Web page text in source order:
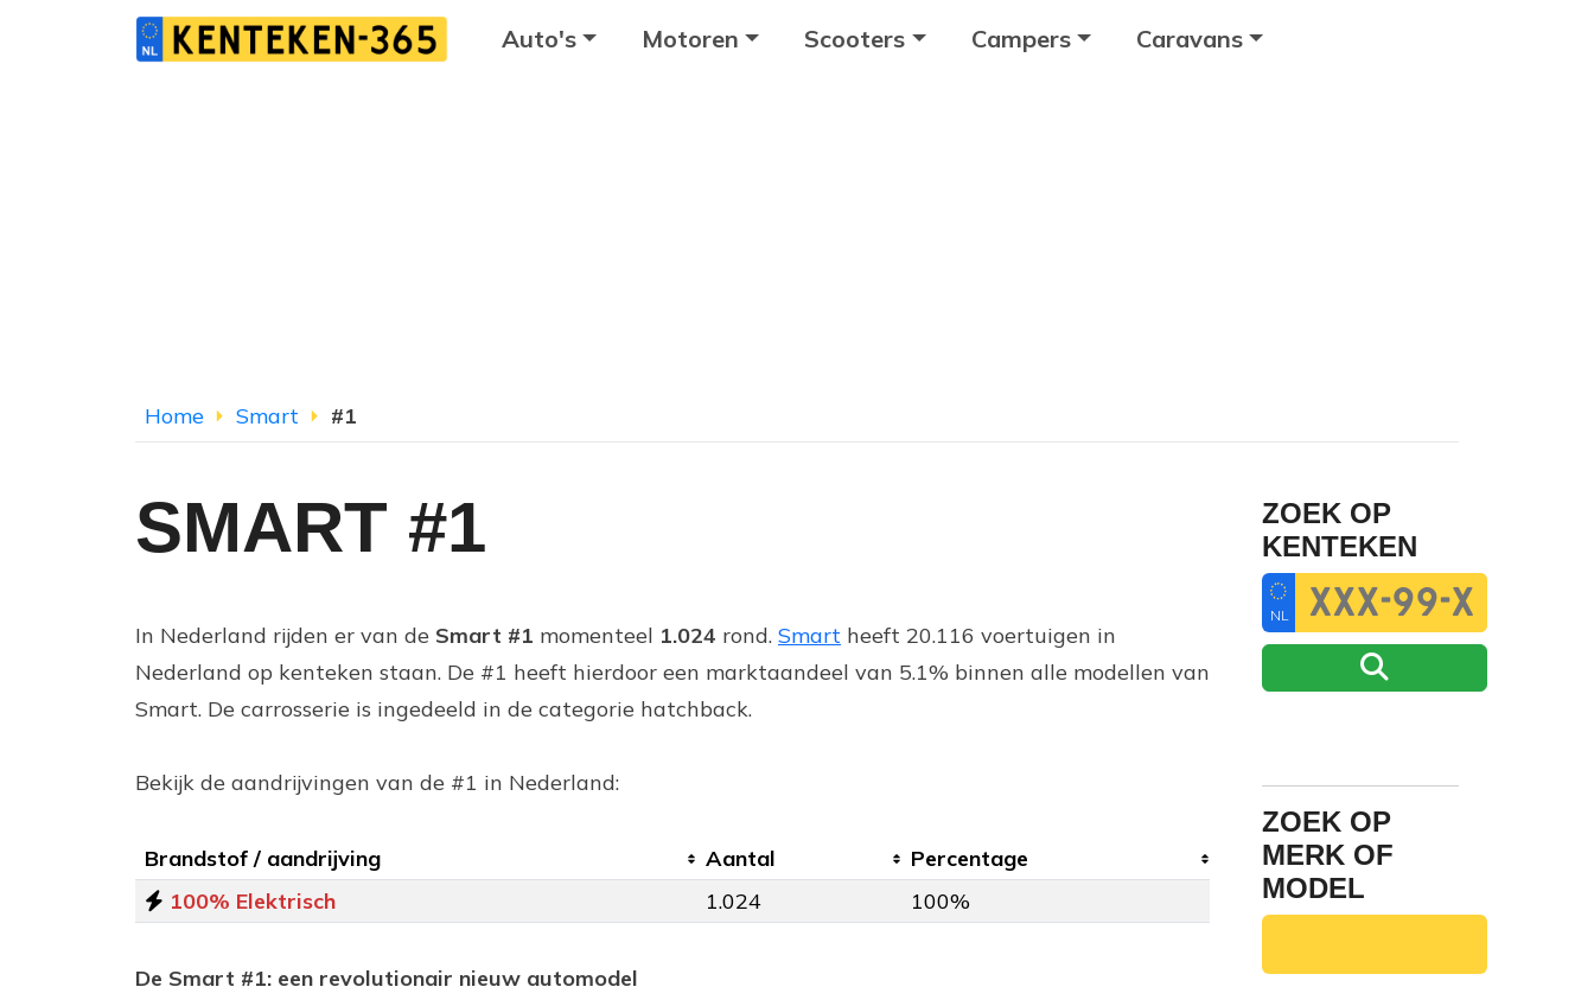
Auto's Motoren Scooters Campers Caravans
Home Smart #1
SMART #1
In Nederland rijden er van de Smart #1 momenteel 1.024 rond. Smart heeft 20.116 voertuigen in
Nederland op kenteken staan. De #1 heeft hierdoor een marktaandeel van 5.1% binnen alle modellen van
Smart. De carrosserie is ingedeeld in de categorie hatchback.
Bekijk de aandrijvingen van de #1 in Nederland:
Brandstof / aandrijving Aantal
Percentage
100% Elektrisch
1.024 100%
De Smart #1: een revolutionair nieuw automodel
ZOEK OP
KENTEKEN
NL
ZOEK OP
MERK OF
MODEL